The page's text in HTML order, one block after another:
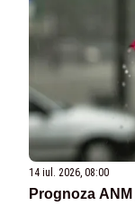
14 iul. 2026, 08:00
Prognoza